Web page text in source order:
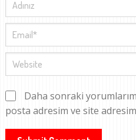
Daha sonraki
posta adresim ve site